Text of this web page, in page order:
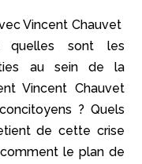
Vincent Chauvet
quelles sont les
au sein de la
Vincent Chauvet
? Quels
de cette crise
le plan de